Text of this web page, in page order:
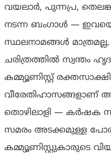
വയലാർ, പുന്നപ്ര,
നടന്ന ബംഗാൾ —
സ്ഥലനാമങ്ങൾ
ചരിത്രത്തിൽ സ്വന്തം
കമ്മ്യൂണിസ്റ്റ്
വീരേതിഹാസങ്ങളാണ്
തൊഴിലാളി — കർഷക
സമരം അടക്കമുള്ള
കമ്മ്യൂണിസ്റ്റുകാരുടെ